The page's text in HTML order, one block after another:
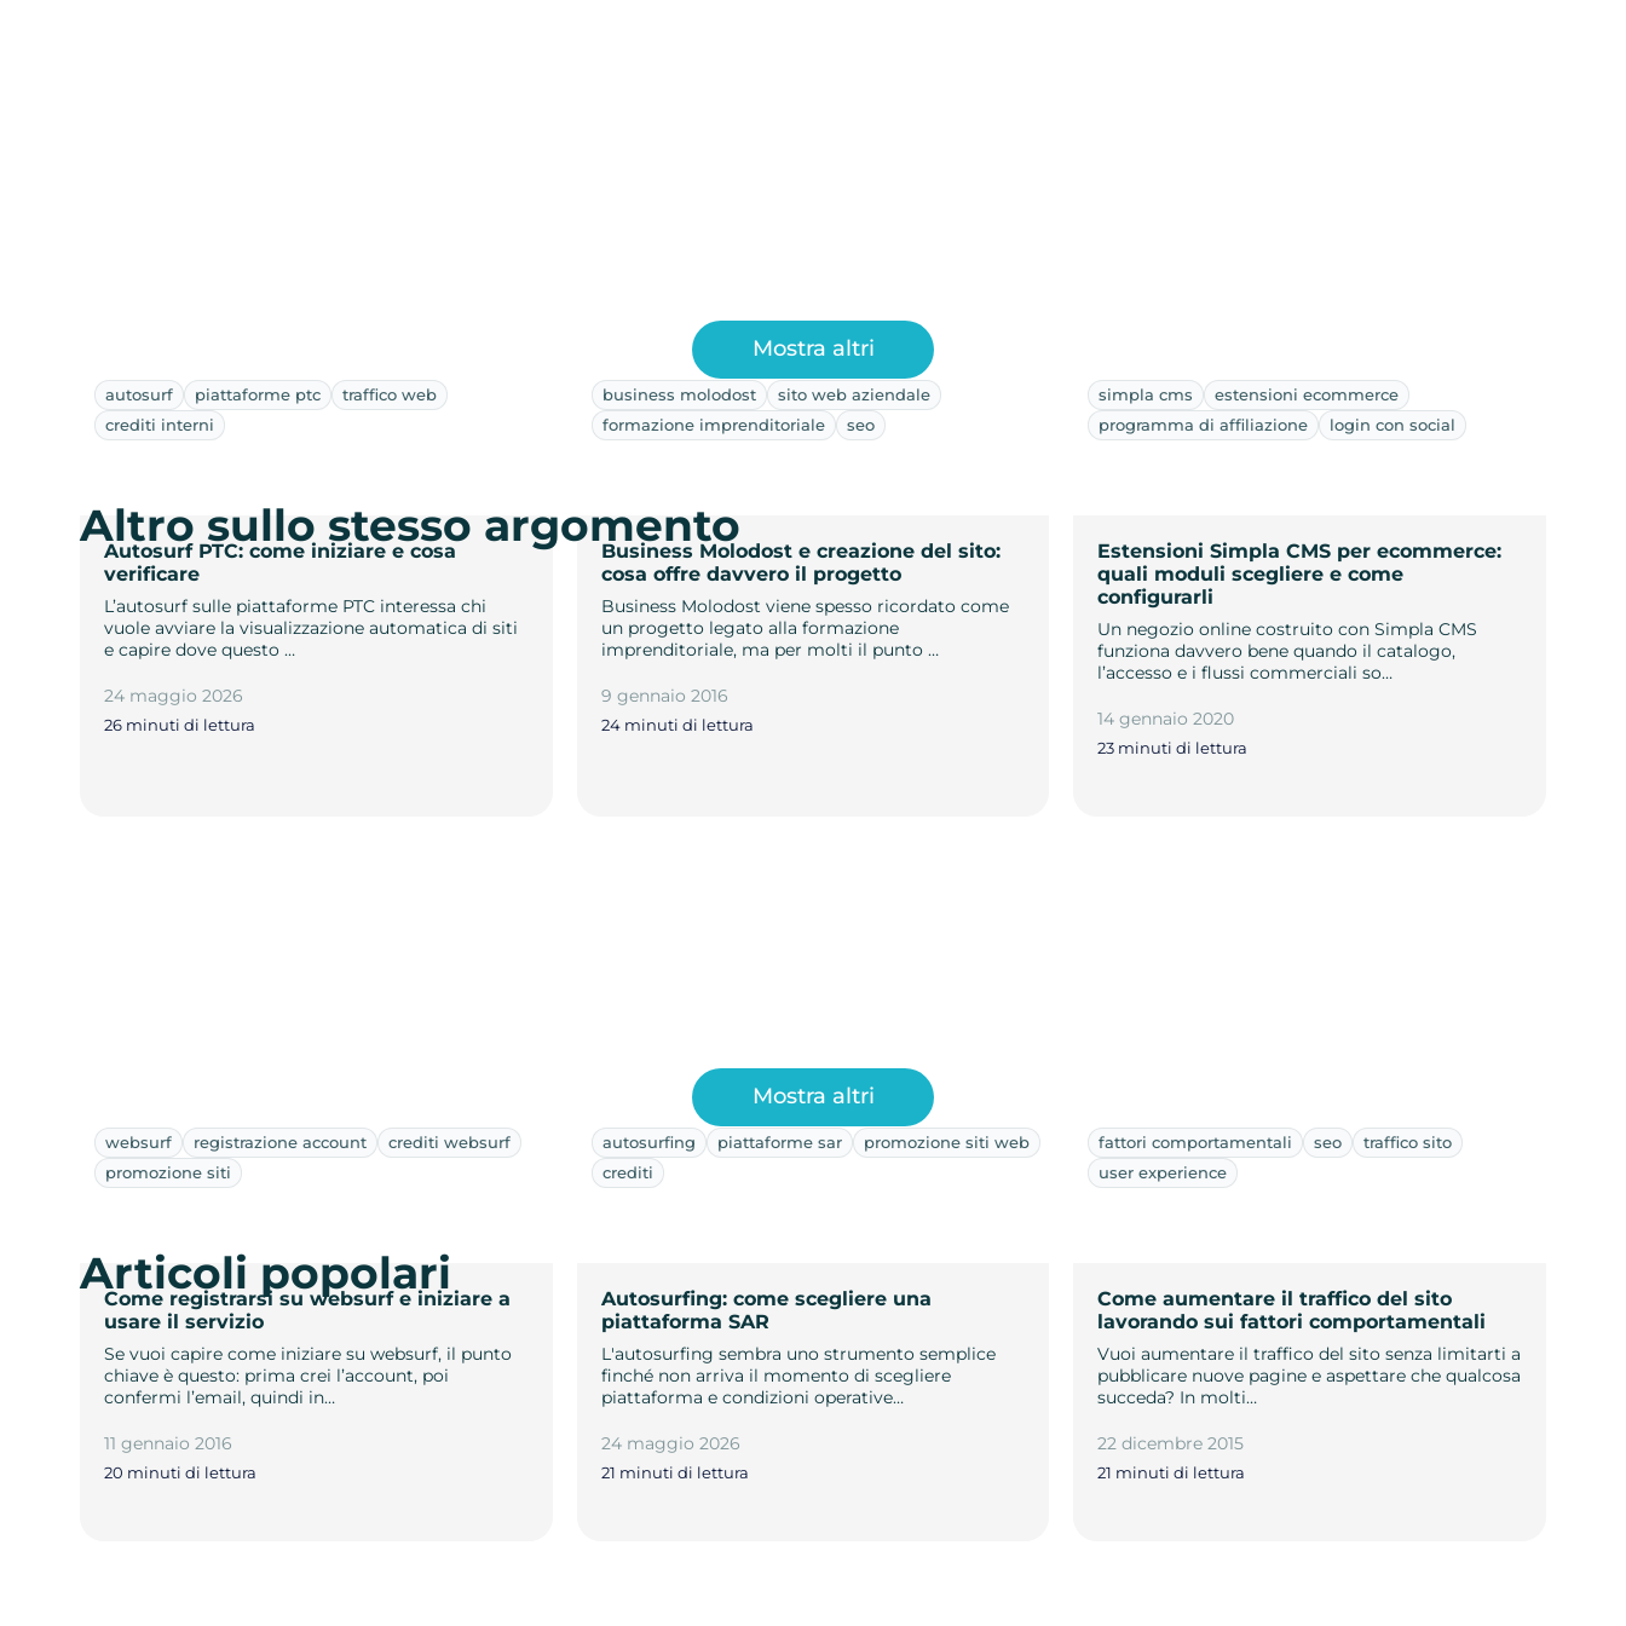
autosurf piattaforme ptc
traffico web
crediti interni
Autosurf PTC: come iniziare e cosa
verificare
L’autosurf sulle piattaforme PTC interessa chi
vuole avviare la visualizzazione automatica di siti
e capire dove questo …
24 maggio 2026
26 minuti di lettura
business molodost
sito web aziendale
formazione imprenditoriale
seo
Business Molodost e creazione del sito:
cosa offre davvero il progetto
Business Molodost viene spesso ricordato come
un progetto legato alla formazione
imprenditoriale, ma per molti il punto …
9 gennaio 2016
24 minuti di lettura
simpla cms
estensioni ecommerce
programma di affiliazione
login con social
Estensioni Simpla CMS per ecommerce:
quali moduli scegliere e come
configurarli
Un negozio online costruito con Simpla CMS
funziona davvero bene quando il catalogo,
l’accesso e i flussi commerciali so…
14 gennaio 2020
23 minuti di lettura
Mostra altri
Altro sullo stesso argomento
websurf registrazione account
crediti websurf
promozione siti
Come registrarsi su websurf e iniziare a
usare il servizio
Se vuoi capire come iniziare su websurf, il punto
chiave è questo: prima crei l’account, poi
confermi l’email, quindi in…
11 gennaio 2016
20 minuti di lettura
autosurfing piattaforme sar
promozione siti web
crediti
Autosurfing: come scegliere una
piattaforma SAR
L'autosurfing sembra uno strumento semplice
finché non arriva il momento di scegliere
piattaforma e condizioni operative…
24 maggio 2026
21 minuti di lettura
fattori comportamentali seo
traffico sito
user experience
Come aumentare il traffico del sito
lavorando sui fattori comportamentali
Vuoi aumentare il traffico del sito senza limitarti a
pubblicare nuove pagine e aspettare che qualcosa
succeda? In molti…
22 dicembre 2015
21 minuti di lettura
Mostra altri
Articoli popolari